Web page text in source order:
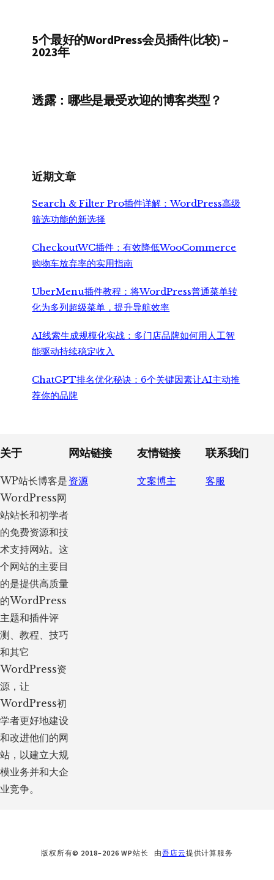
5个最好的WordPress会员插件(比较) –
2023年
透露：哪些是最受欢迎的博客类型？
近期文章
Search & Filter Pro插件详解：WordPress高级
筛选功能的新选择
CheckoutWC插件：有效降低WooCommerce
购物车放弃率的实用指南
UberMenu插件教程：将WordPress普通菜单转
化为多列超级菜单，提升导航效率
AI线索生成规模化实战：多门店品牌如何用人工智
能驱动持续稳定收入
ChatGPT排名优化秘诀：6个关键因素让AI主动推
荐你的品牌
Footer
关于
WP站长博客是
WordPress网
站站长和初学者
的免费资源和技
术支持网站。这
个网站的主要目
的是提供高质量
的WordPress
主题和插件评
测、教程、技巧
和其它
WordPress资
源，让
WordPress初
学者更好地建设
和改进他们的网
站，以建立大规
模业务并和大企
业竞争。
网站链接
资源
友情链接
文案博主
联系我们
客服
版权所有© 2018–2026 WP站长 由吾店云提供计算服务